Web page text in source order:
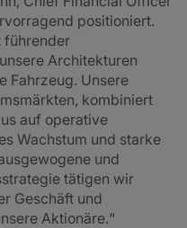
positioniert.
führender
Architekturen
Fahrzeug. Unsere
kombiniert
auf operative
Wachstum und starke
und
tätigen wir
Geschäft und
Aktionäre.“